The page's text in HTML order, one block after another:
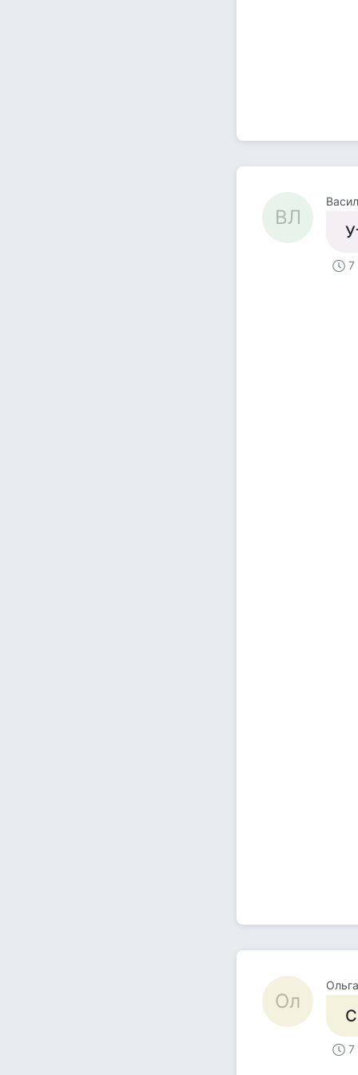
ВЛ
7
Ол
Ольга
7